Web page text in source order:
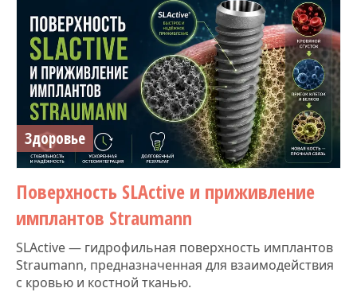
Здоровье
Поверхность SLActive и приживление
имплантов Straumann
SLActive — гидрофильная поверхность имплантов
Straumann, предназначенная для взаимодействия
с кровью и костной тканью.